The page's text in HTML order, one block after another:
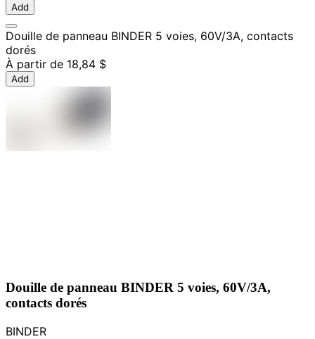
Add
Douille de panneau BINDER 5 voies, 60V/3A, contacts
dorés
À partir de 18,84 $
Add
Douille de panneau BINDER 5 voies, 60V/3A,
contacts dorés
BINDER